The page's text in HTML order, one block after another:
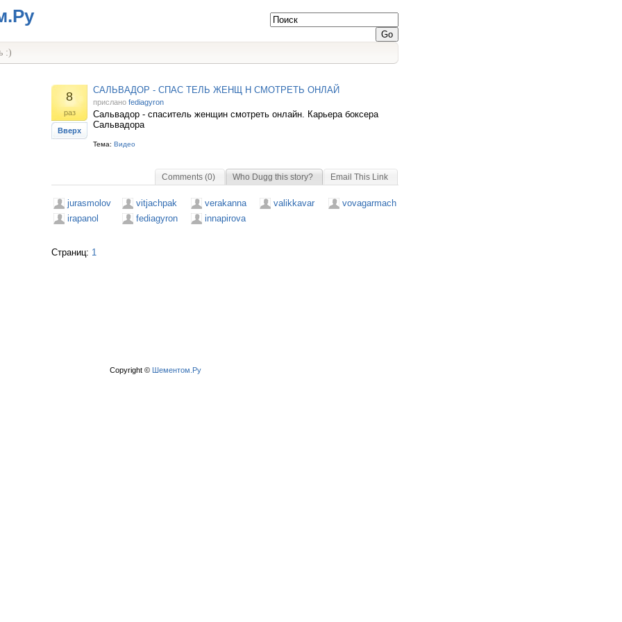
:)
8
раз
Вверх
САЛЬВАДОР - СПАС ТЕЛЬ ЖЕНЩ Н СМОТРЕТЬ ОНЛАЙ
прислано fediagyron
Сальвадор - спаситель женщин смотреть онлайн. Карьера боксера
Сальвадора
Тема: Видео
Comments (0) Who Dugg this story? Email This Link
jurasmolov vitjachpak verakanna valikkavar
vovagarmach
irapanol
fediagyron innapirova
Страниц: 1
Copyright © Шементом.Ру